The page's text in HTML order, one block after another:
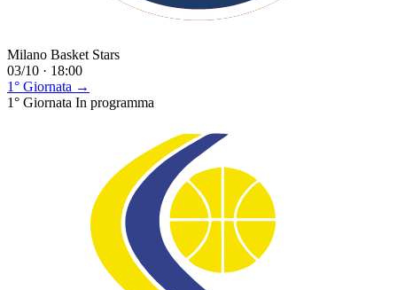
Milano Basket Stars
03/10 · 18:00
1° Giornata →
1° Giornata In programma